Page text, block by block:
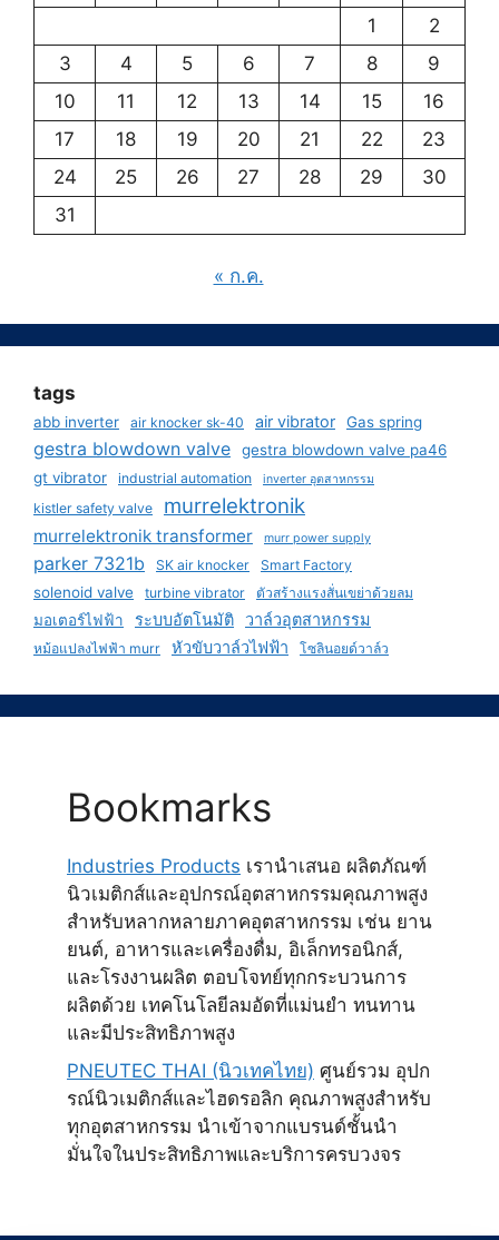
1
2
3
4 5 6 7 8
9
10
11 12 13 14 15
16
17
18 19 20 21 22
23
24
25 26 27 28 29
30
31
« ก.ค.
tags
abb inverter air knocker sk-40 air vibrator Gas spring
gestra blowdown valve
gestra blowdown valve pa46
gt vibrator
industrial automation inverter อุตสาหกรรม
kistler safety valve murrelektronik
murrelektronik transformer murr power supply
parker 7321b SK air knocker Smart Factory
solenoid valve turbine vibrator ตัวสร้างแรงสั่นเขย่าด้วยลม
มอเตอร์ไฟฟ้า ระบบอัตโนมัติ วาล์วอุตสาหกรรม
หม้อแปลงไฟฟ้า murr หัวขับวาล์วไฟฟ้า โซลินอยด์วาล์ว
Bookmarks
Industries Products เรานำเสนอ ผลิตภัณฑ์
นิวเมติกส์และอุปกรณ์อุตสาหกรรมคุณภาพสูง
สำหรับหลากหลายภาคอุตสาหกรรม เช่น ยาน
ยนต์, อาหารและเครื่องดื่ม, อิเล็กทรอนิกส์,
และโรงงานผลิต ตอบโจทย์ทุกกระบวนการ
ผลิตด้วย เทคโนโลยีลมอัดที่แม่นยำ ทนทาน
และมีประสิทธิภาพสูง
PNEUTEC THAI (นิวเทคไทย) ศูนย์รวม อุปก
รณ์นิวเมติกส์และไฮดรอลิก คุณภาพสูงสำหรับ
ทุกอุตสาหกรรม นำเข้าจากแบรนด์ชั้นนำ
มั่นใจในประสิทธิภาพและบริการครบวงจร